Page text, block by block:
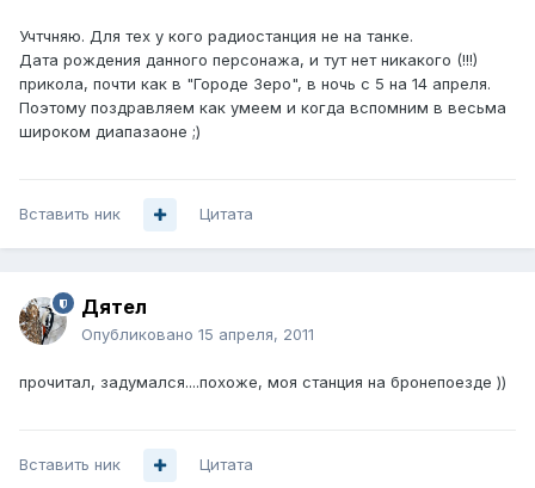
Учтчняю. Для тех у кого радиостанция не на танке.
Дата рождения данного персонажа, и тут нет никакого (!!!)
прикола, почти как в "Городе Зеро", в ночь с 5 на 14 апреля.
Поэтому поздравляем как умеем и когда вспомним в весьма
широком диапазаоне ;)
Вставить ник Цитата
Дятел
Опубликовано 15 апреля, 2011
прочитал, задумался....похоже, моя станция на бронепоезде ))
Вставить ник Цитата